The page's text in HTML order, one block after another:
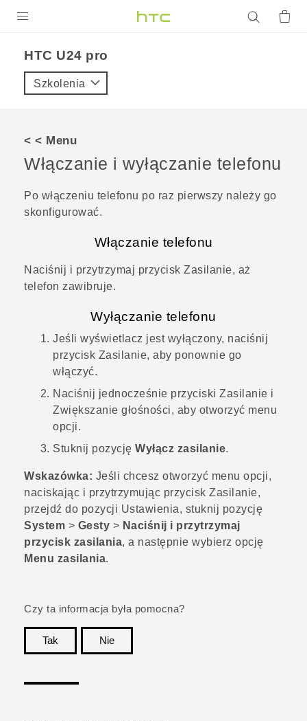
VIVE
POMOC TECHNICZNA
Urządzenia i akcesoria HTC
HTC U24 pro‎
Szkolenia
< < Menu
Włączanie i wyłączanie telefonu
Po włączeniu telefonu po raz pierwszy należy go
skonfigurować.
Włączanie telefonu
Naciśnij i przytrzymaj przycisk Zasilanie, aż
telefon zawibruje.
Wyłączanie telefonu
Jeśli wyświetlacz jest wyłączony, naciśnij
przycisk Zasilanie, aby ponownie go
włączyć.
Naciśnij jednocześnie przyciski Zasilanie i
Zwiększanie głośności, aby otworzyć menu
opcji.
Stuknij pozycję Wyłącz zasilanie.
Wskazówka: Jeśli chcesz otworzyć menu opcji,
naciskając i przytrzymując przycisk Zasilanie,
przejdź do pozycji Ustawienia, stuknij pozycję
System > Gesty > Naciśnij i przytrzymaj
przycisk zasilania, a następnie wybierz opcję
Menu zasilania.
Czy ta informacja była pomocna?
Tak
Nie